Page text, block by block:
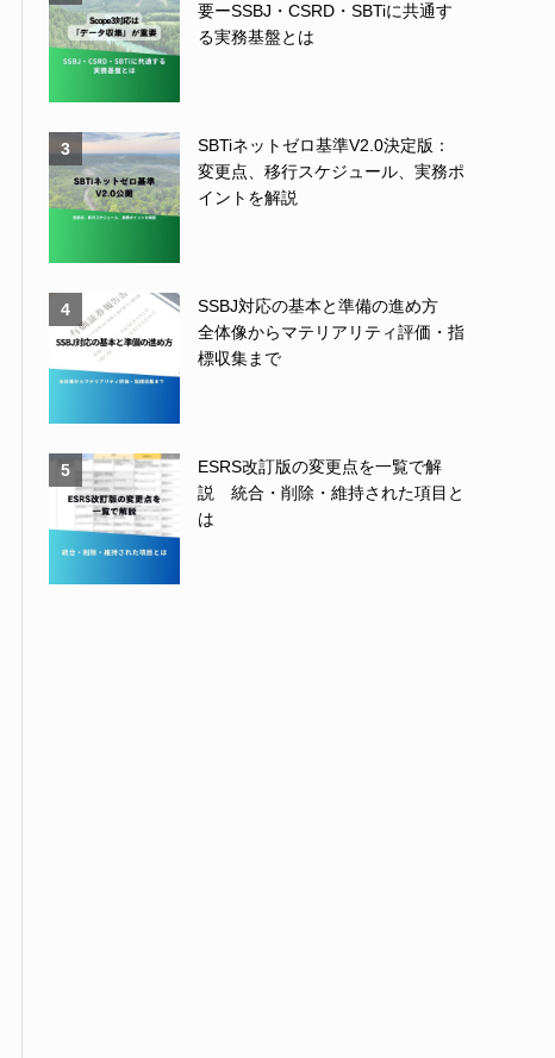
要ーSSBJ・CSRD・SBTiに共通す
る実務基盤とは
3
SBTiネットゼロ基準V2.0決定版：
変更点、移行スケジュール、実務ポ
イントを解説
4
SSBJ対応の基本と準備の進め方
全体像からマテリアリティ評価・指
標収集まで
5
ESRS改訂版の変更点を一覧で解
説 統合・削除・維持された項目と
は